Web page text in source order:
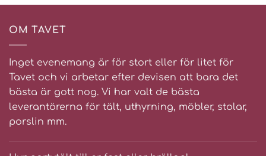
OM TAVET
Inget evenemang är för stort eller för litet för
Tavet och vi arbetar efter devisen att bara det
bästa är gott nog. Vi har valt de bästa
leverantörerna för tält, uthyrning, möbler, stolar,
porslin mm.